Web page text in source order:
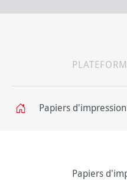
Papiers d'impression
Papiers